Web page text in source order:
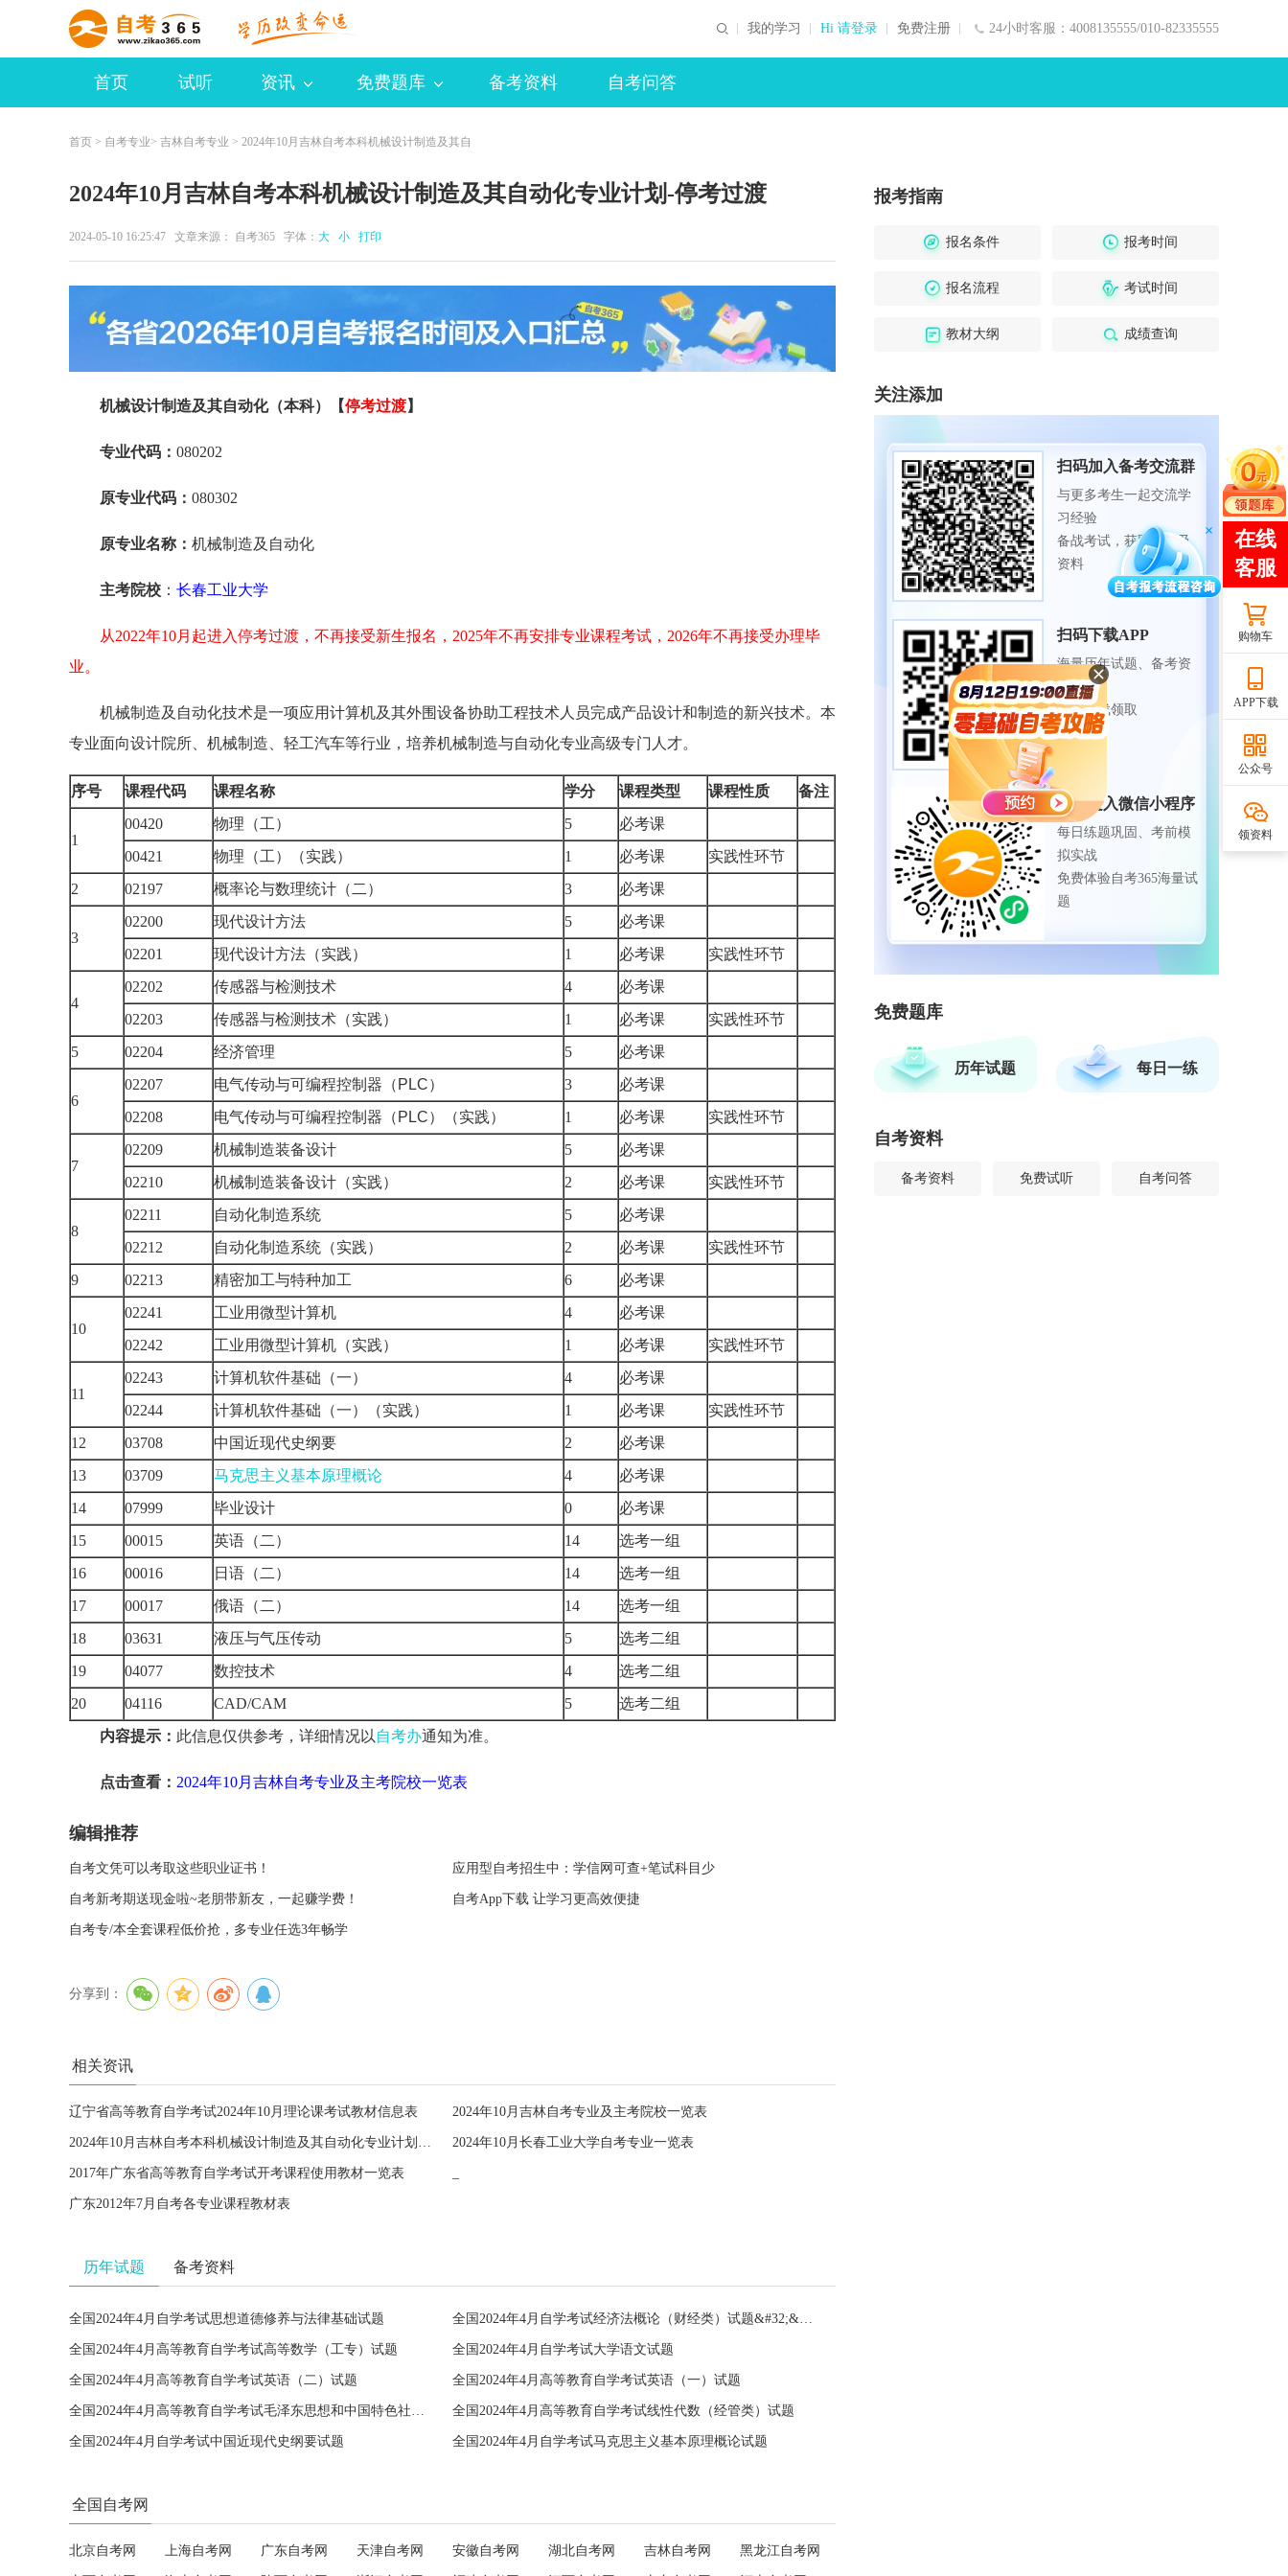
24小时客服：4008135555/010-82335555
我的学习 Hi 请登录 免费注册
首页 试听 资讯 免费题库 备考资料 自考问答
首页 > 自考专业> 吉林自考专业 > 2024年10月吉林自考本科机械设计制造及其自
2024年10月吉林自考本科机械设计制造及其自动化专业计划-停考过渡
2024-05-10 16:25:47 文章来源： 自考365 字体： 大 小 打印
机械设计制造及其自动化（本科）【停考过渡】
专业代码： 080202
原专业代码： 080302
原专业名称： 机械制造及自动化
主考院校 ： 长春工业大学
从2022年10月起进入停考过渡，不再接受新生报名，2025年不再安排专业课程考试，2026年不再接受办理毕
业。
机械制造及自动化技术是一项应用计算机及其外围设备协助工程技术人员完成产品设计和制造的新兴技术。本
专业面向设计院所、机械制造、轻工汽车等行业，培养机械制造与自动化专业高级专门人才。
序号 课程代码 课程名称 学分 课程类型 课程性质 备注
1
00420 物理（工） 5
必考课
00421
物理（工）（实践） 1 必考课
实践性环节
2
02197 概率论与数理统计（二） 3 必考课
3
02200 现代设计方法 5
必考课
02201
现代设计方法（实践） 1 必考课 实践性环节
4
02202 传感器与检测技术 4
必考课
02203
传感器与检测技术（实践） 1 必考课
实践性环节
5
02204 经济管理 5 必考课
6
02207 电气传动与可编程控制器（ PLC） 3
必考课
02208
电气传动与可编程控制器（ PLC）（实践） 1 必考课 实践性环节
7
02209 机械制造装备设计 5
必考课
02210
机械制造装备设计（实践） 2 必考课 实践性环节
8
02211 自动化制造系统 5
必考课
02212
自动化制造系统（实践） 2 必考课
实践性环节
9
02213 精密加工与特种加工 6 必考课
10
02241 工业用微型计算机 4
必考课
02242
工业用微型计算机（实践） 1 必考课 实践性环节
11
02243 计算机软件基础（一） 4
必考课
02244
计算机软件基础（一）（实践） 1 必考课
实践性环节
12
03708 中国近现代史纲要 2
必考课
13
03709 马克思主义基本原理概论 4
必考课
14
07999 毕业设计 0
必考课
15
00015 英语（二） 14
选考一组
16
00016 日语（二） 14
选考一组
17
00017 俄语（二） 14
选考一组
18
03631 液压与气压传动 5
选考二组
19
04077 数控技术 4
选考二组
20
04116 CAD/CAM 5
选考二组
内容提示： 此信息仅供参考，详细情况以 自考办通知为准。
点击查看： 2024年10月吉林自考专业及主考院校一览表
编辑推荐
自考文凭可以考取这些职业证书！ 应用型自考招生中：学信网可查+笔试科目少
自考新考期送现金啦~老朋带新友，一起赚学费！ 自考App下载 让学习更高效便捷
自考专/本全套课程低价抢，多专业任选3年畅学
分享到：
相关资讯
辽宁省高等教育自学考试2024年10月理论课考试教材信息表 2024年10月吉林自考专业及主考院校一览表
2024年10月吉林自考本科机械设计制造及其自动化专业计划-停考过渡 2024年10月长春工业大学自考专业一览表
2017年广东省高等教育自学考试开考课程使用教材一览表
广东2012年7月自考各专业课程教材表
历年试题 备考资料
全国2024年4月自学考试思想道德修养与法律基础试题 全国2024年4月自学考试经济法概论（财经类）试题&#32;&#32;
全国2024年4月高等教育自学考试高等数学（工专）试题 全国2024年4月自学考试大学语文试题
全国2024年4月高等教育自学考试英语（二）试题 全国2024年4月高等教育自学考试英语（一）试题
全国2024年4月高等教育自学考试毛泽东思想和中国特色社会主义理论体系概论试题 全国2024年4月高等教育自学考试线性代数（经管类）试题
全国2024年4月自学考试中国近现代史纲要试题 全国2024年4月自学考试马克思主义基本原理概论试题
全国自考网
北京自考网 上海自考网 广东自考网 天津自考网 安徽自考网 湖北自考网 吉林自考网 黑龙江自考网
报考指南
报名条件 报考时间
报名流程 考试时间
教材大纲 成绩查询
关注添加
扫码加入备考交流群
与更多考生一起交流学
习经验
备战考试，获取试题及
资料
扫码下载APP
海量历年试题、备考资
料
免费下载领取
扫码进入微信小程序
每日练题巩固、考前模
拟实战
免费体验自考365海量试
题
免费题库
历年试题 每日一练
自考资料
备考资料 免费试听 自考问答
购物车
APP下载
公众号
领资料